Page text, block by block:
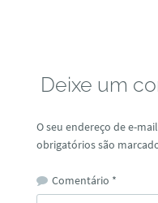
Deixe um
O seu endereço de e-
obrigatórios são
Comentário *